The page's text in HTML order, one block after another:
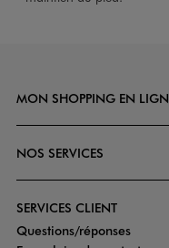
MON SHOPPING EN
NOS SERVICES
SERVICES CLIENT
Questions/réponses